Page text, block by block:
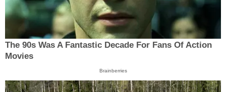
The 90s Was A Fantastic Decade For Fans Of Action
Movies
Brainberries